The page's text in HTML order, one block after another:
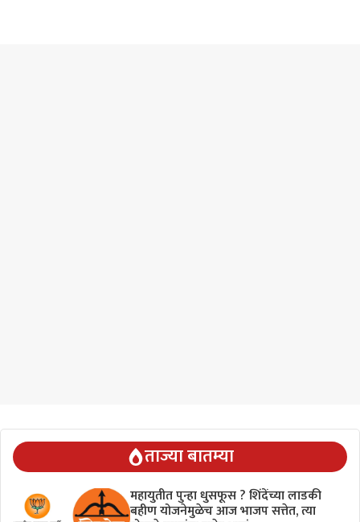
ताज्या बातम्या
महायुतीत पुन्हा धुसफूस ? शिंदेंच्या लाडकी
बहीण योजनेमुळेच आज भाजप सत्तेत, त्या